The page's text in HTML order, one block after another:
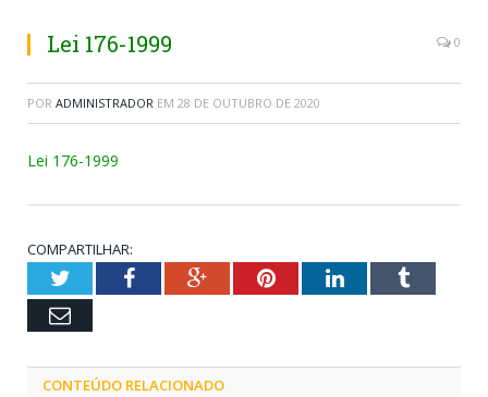
Lei 176-1999 0
POR ADMINISTRADOR EM 28 DE OUTUBRO DE 2020
Lei 176-1999
COMPARTILHAR:
TwitterFacebookGoogle+PinterestLinkedInTumblr
Email
CONTEÚDO RELACIONADO